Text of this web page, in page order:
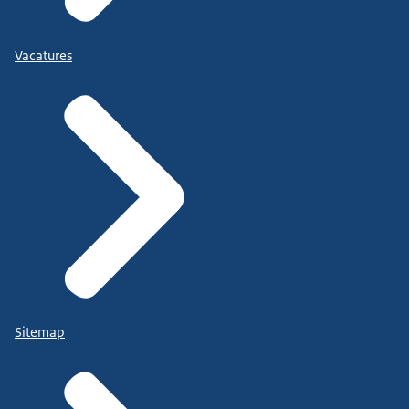
Vacatures
Sitemap